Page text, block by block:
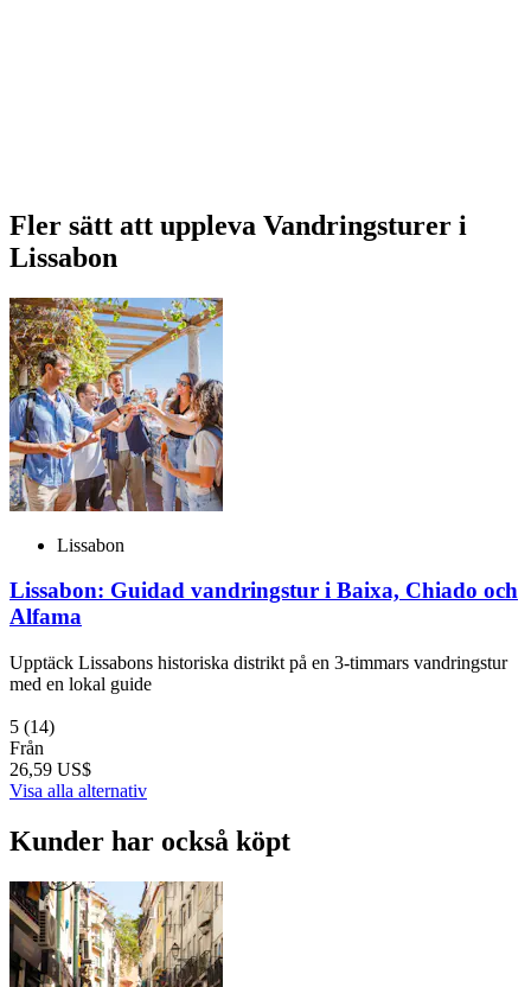
Fler sätt att uppleva Vandringsturer i
Lissabon
Lissabon
Lissabon: Guidad vandringstur i Baixa, Chiado och
Alfama
Upptäck Lissabons historiska distrikt på en 3-timmars vandringstur
med en lokal guide
5 (14)
Från
26,59 US$
Visa alla alternativ
Kunder har också köpt